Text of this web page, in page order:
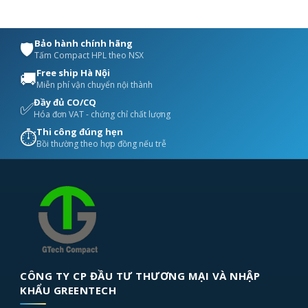
🛡️Bảo hành chính hãng
Tấm Compact HPL theo NSX
🚚Free ship Hà Nội
Miễn phí vận chuyển nội thành
✅Đầy đủ CO/CQ
Hóa đơn VAT - chứng chỉ chất lượng
⏱️Thi công đúng hẹn
Bồi thường theo hợp đồng nếu trễ
CÔNG TY CP ĐẦU TƯ THƯƠNG MẠI VÀ NHẬP
KHẨU GREENTECH